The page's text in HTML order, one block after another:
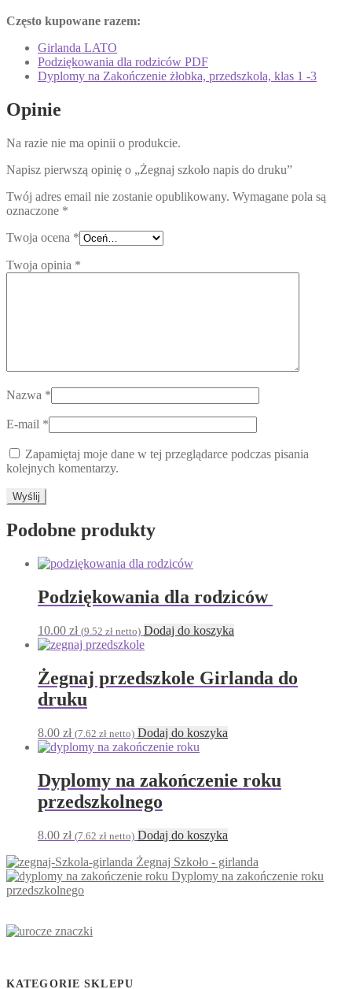
Często kupowane razem:
Girlanda LATO
Podziękowania dla rodziców PDF
Dyplomy na Zakończenie żłobka, przedszkola, klas 1 -3
Opinie
Na razie nie ma opinii o produkcie.
Napisz pierwszą opinię o „Żegnaj szkoło napis do druku”
Twój adres email nie zostanie opublikowany. Wymagane pola są
oznaczone *
Twoja ocena *
Twoja opinia *
Nazwa *
E-mail *
Zapamiętaj moje dane w tej przeglądarce podczas pisania
kolejnych komentarzy.
Podobne produkty
Podziękowania dla rodziców
10.00 zł (9.52 zł netto) Dodaj do koszyka
Żegnaj przedszkole Girlanda do
druku
8.00 zł (7.62 zł netto) Dodaj do koszyka
Dyplomy na zakończenie roku
przedszkolnego
8.00 zł (7.62 zł netto) Dodaj do koszyka
Żegnaj Szkoło - girlanda
Dyplomy na zakończenie roku
przedszkolnego
KATEGORIE SKLEPU